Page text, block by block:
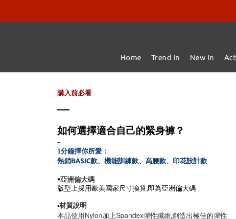
Home Trend In New In
購入前必看
如何選擇適合自己的緊身褲？
-
1分鐘擇你所愛：
熱銷BASIC款、 機能訓練款、 高腰款、 印花設計款
▪️亞洲偏大碼
版型上採用歐美國家尺寸換算,即為亞洲偏大碼
▪️材質說明
本品使用Nylon加上Spandex彈性纖維,創造出極佳的彈性